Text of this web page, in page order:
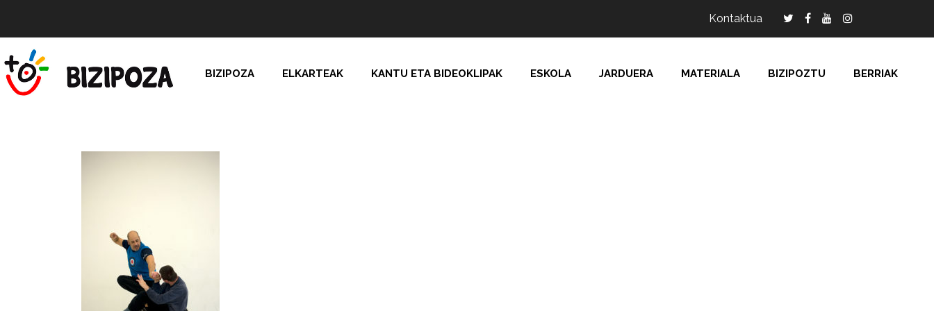
Kontaktua
BIZIPOZA ELKARTEAK KANTU ETA BIDEOKLIPAK ESKOLA JARDUERA MATERIALA BIZIPOZTU BERRIAK